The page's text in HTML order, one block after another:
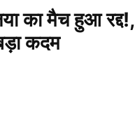
का मैच हुआ रद्द!,
कदम